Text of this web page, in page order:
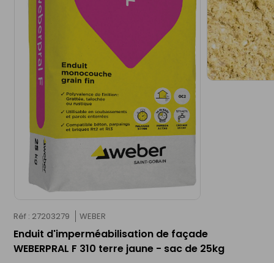
Réf : 27203279 WEBER
Enduit d'imperméabilisation de façade
WEBERPRAL F 310 terre jaune - sac de 25kg